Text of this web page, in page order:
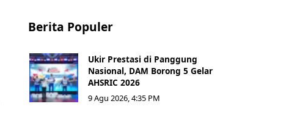
Berita Populer
Ukir Prestasi di Panggung
Nasional, DAM Borong 5 Gelar
AHSRIC 2026
9 Agu 2026, 4:35 PM